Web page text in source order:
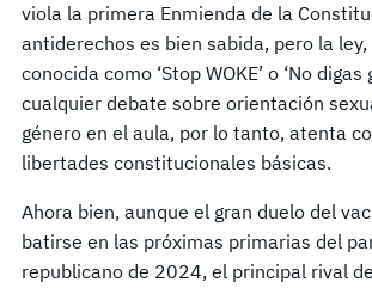
viola la primera Enmienda de la
antiderechos es bien sabida, pero la
conocida como ‘Stop WOKE’ o ‘No digas
cualquier debate sobre orientación
género en el aula, por lo tanto, atenta
libertades constitucionales básicas.
Ahora bien, aunque el gran duelo del
batirse en las próximas primarias del
republicano de 2024, el principal rival